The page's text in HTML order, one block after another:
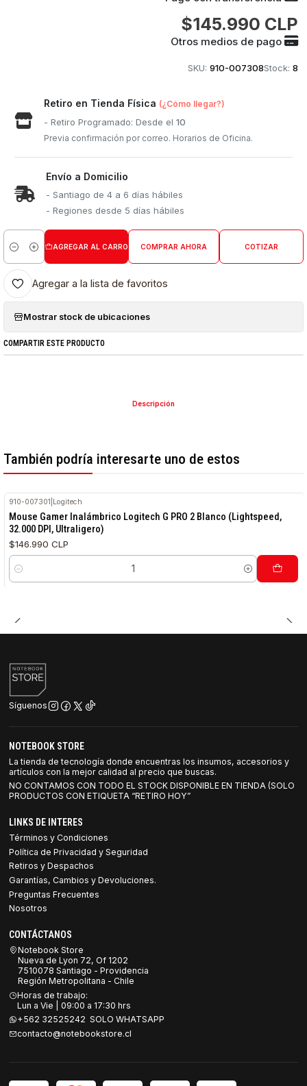
$145.990 CLP
Otros medios de pago
SKU: 910-007308Stock: 8
Retiro en Tienda Física (¿Cómo llegar?)
- Retiro Programado: Desde el10
Previa confirmación por correo. Horarios de Oficina.
Envío a Domicilio
- Santiago de 4 a 6 días hábiles
- Regiones desde 5 días hábiles
Cantidad
AGREGAR AL CARRO COMPRAR AHORA COTIZAR
Agregar a la lista de favoritos
Mostrar stock de ubicaciones
COMPARTIR ESTE PRODUCTO
Descripción
También podría interesarte uno de estos
910-007301 Logitech
Mouse Gamer Inalámbrico Logitech G PRO 2 Blanco (Lightspeed,
32.000 DPI, Ultraligero)
$146.990 CLP
Cantidad
Síguenos
NOTEBOOK STORE
La tienda de tecnología donde encuentras los insumos, accesorios y
artículos con la mejor calidad al precio que buscas.
NO CONTAMOS CON TODO EL STOCK DISPONIBLE EN TIENDA (SOLO
PRODUCTOS CON ETIQUETA “RETIRO HOY”
LINKS DE INTERES
Términos y Condiciones
Política de Privacidad y Seguridad
Retiros y Despachos
Garantías, Cambios y Devoluciones.
Preguntas Frecuentes
Nosotros
CONTÁCTANOS
Notebook Store
Nueva de Lyon 72, Of 1202
7510078 Santiago - Providencia
Región Metropolitana - Chile
Horas de trabajo:
Lun a Vie | 09:00 a 17:30 hrs
+562 32525242 SOLO WHATSAPP
contacto@notebookstore.cl